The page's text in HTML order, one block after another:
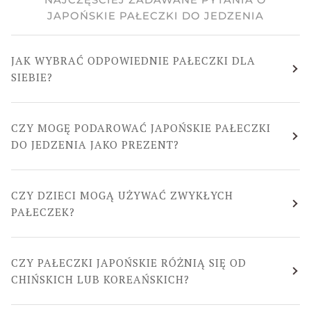
JAPOŃSKIE PAŁECZKI DO JEDZENIA
JAK WYBRAĆ ODPOWIEDNIE PAŁECZKI DLA
SIEBIE?
CZY MOGĘ PODAROWAĆ JAPOŃSKIE PAŁECZKI
DO JEDZENIA JAKO PREZENT?
CZY DZIECI MOGĄ UŻYWAĆ ZWYKŁYCH
PAŁECZEK?
CZY PAŁECZKI JAPOŃSKIE RÓŻNIĄ SIĘ OD
CHIŃSKICH LUB KOREAŃSKICH?